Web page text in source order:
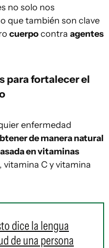
no solo nos
que también son clave
cuerpocontra agentes
para fortalecer el
enfermedad
de manera natural
en vitaminas
C y vitamina
dice la lengua
de una persona